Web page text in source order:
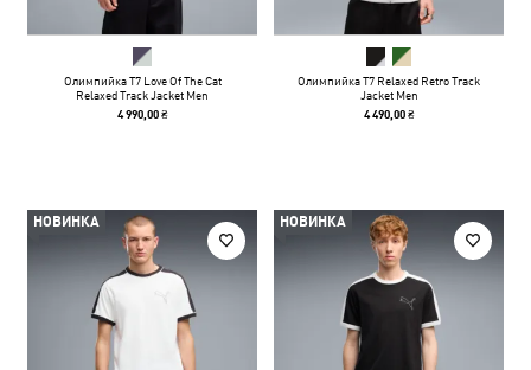
Олимпийка T7 Love Of The Cat
Relaxed Track Jacket Men
4 990,00 ₴
Олимпийка T7 Relaxed Retro Track
Jacket Men
4 490,00 ₴
НОВИНКА НОВИНКА